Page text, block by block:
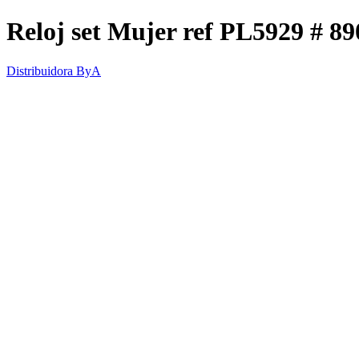
Reloj set Mujer ref PL5929 #
Distribuidora ByA